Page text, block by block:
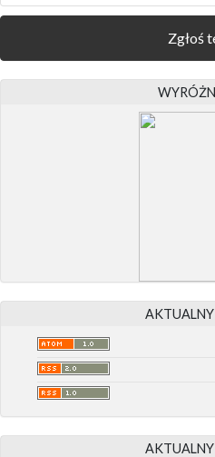
Zgłoś
AKTUALNY
AKTUALNY